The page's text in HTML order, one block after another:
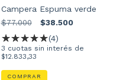
Campera Espuma verde
$77.000 $38.500
(4)
3 cuotas sin interés de
$12.833,33
COMPRAR